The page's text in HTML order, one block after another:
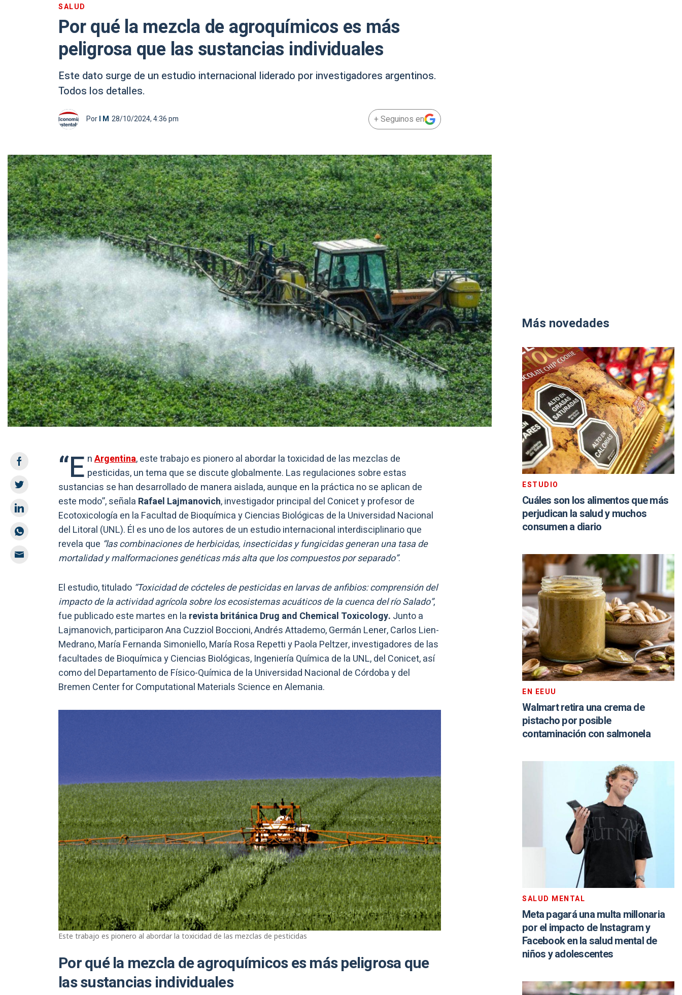
SALUD
Por qué la mezcla de agroquímicos es más
peligrosa que las sustancias individuales
Este dato surge de un estudio internacional liderado por investigadores argentinos.
Todos los detalles.
PorI M 28/10/2024, 4:36 pm + Seguinos en
“E nArgentina, este trabajo es pionero al abordar la toxicidad de las mezclas de
pesticidas, un tema que se discute globalmente. Las regulaciones sobre estas
sustancias se han desarrollado de manera aislada, aunque en la práctica no se aplican de
este modo”, señala Rafael Lajmanovich, investigador principal del Conicet y profesor de
Ecotoxicología en la Facultad de Bioquímica y Ciencias Biológicas de la Universidad Nacional
del Litoral (UNL). Él es uno de los autores de un estudio internacional interdisciplinario que
revela que “las combinaciones de herbicidas, insecticidas y fungicidas generan una tasa de
mortalidad y malformaciones genéticas más alta que los compuestos por separado”.
El estudio, titulado “Toxicidad de cócteles de pesticidas en larvas de anfibios: comprensión del
impacto de la actividad agrícola sobre los ecosistemas acuáticos de la cuenca del río Salado”,
fue publicado este martes en la revista británica Drug and Chemical Toxicology. Junto a
Lajmanovich, participaron Ana Cuzziol Boccioni, Andrés Attademo, Germán Lener, Carlos Lien-
Medrano, María Fernanda Simoniello, María Rosa Repetti y Paola Peltzer, investigadores de las
facultades de Bioquímica y Ciencias Biológicas, Ingeniería Química de la UNL, del Conicet, así
como del Departamento de Físico-Química de la Universidad Nacional de Córdoba y del
Bremen Center for Computational Materials Science en Alemania.
Este trabajo es pionero al abordar la toxicidad de las mezclas de pesticidas
Por qué la mezcla de agroquímicos es más peligrosa que
las sustancias individuales
Más novedades
ESTUDIO
Cuáles son los alimentos que más
perjudican la salud y muchos
consumen a diario
EN EEUU
Walmart retira una crema de
pistacho por posible
contaminación con salmonela
SALUD MENTAL
Meta pagará una multa millonaria
por el impacto de Instagram y
Facebook en la salud mental de
niños y adolescentes